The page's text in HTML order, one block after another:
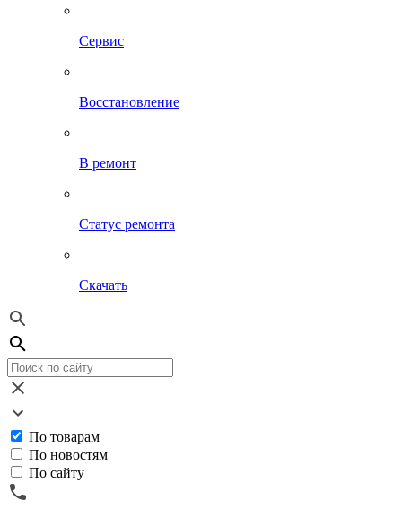
Сервис
Восстановление
В ремонт
Статус ремонта
Скачать
По товарам
По новостям
По сайту